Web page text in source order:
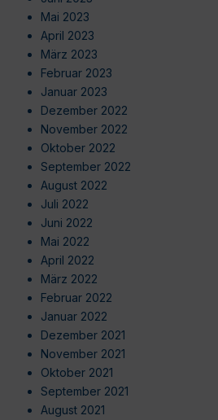
Mai 2023
April 2023
März 2023
Februar 2023
Januar 2023
Dezember 2022
November 2022
Oktober 2022
September 2022
August 2022
Juli 2022
Juni 2022
Mai 2022
April 2022
März 2022
Februar 2022
Januar 2022
Dezember 2021
November 2021
Oktober 2021
September 2021
August 2021